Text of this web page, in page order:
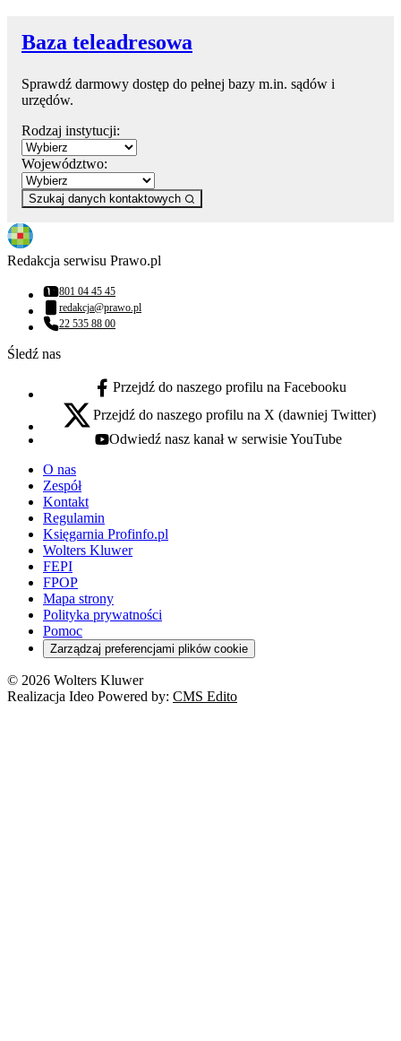
Baza teleadresowa
Sprawdź darmowy dostęp do pełnej bazy m.in. sądów i
urzędów.
Rodzaj instytucji:
Województwo:
Szukaj danych kontaktowych
Redakcja serwisu Prawo.pl
Numer telefonu:
801 04 45 45
Adres email:
redakcja@prawo.pl
Numer telefonu:
22 535 88 00
Śledź nas
facebook - otwiera się w nowej karcie
Przejdź do naszego profilu na Facebooku
x - otwiera się w nowej karcie
Przejdź do naszego profilu na X (dawniej Twitter)
youtube - otwiera się w nowej karcie
Odwiedź nasz kanał w serwisie YouTube
O nas
Zespół
Kontakt
Regulamin
Księgarnia Profinfo.pl
Wolters Kluwer
FEPI
FPOP
Mapa strony
Polityka prywatności
Pomoc
Zarządzaj preferencjami plików cookie
© 2026 Wolters Kluwer
Realizacja Ideo Powered by: CMS Edito